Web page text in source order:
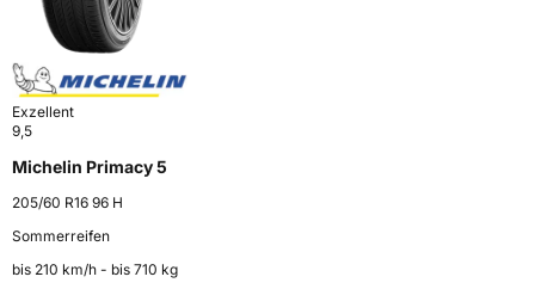
Exzellent
9,5
Michelin Primacy 5
205/60 R16 96 H
Sommerreifen
bis 210 km⁠/⁠h - bis 710 kg